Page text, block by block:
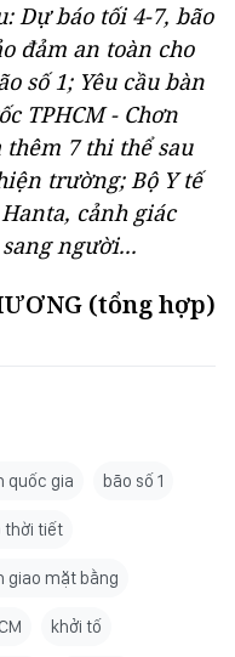
Dự báo tối 4-7, bão
đảm an toàn cho
số 1; Yêu cầu bàn
TPHCM - Chơn
7 thi thể sau
trường; Bộ Y tế
cảnh giác
người...
(tổng hợp)
quốc gia bão số 1
thời tiết
giao mặt bằng
khởi tố